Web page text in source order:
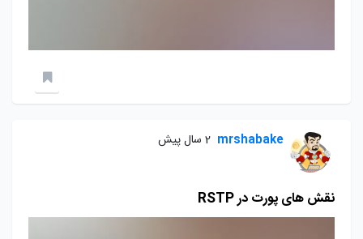
mrshabake 2 سال پیش
نقش های پورت در RSTP